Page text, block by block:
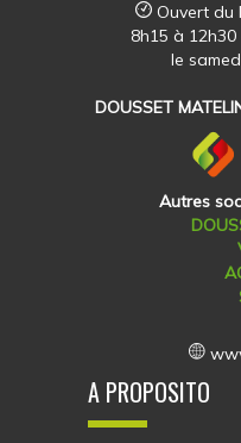
Ouvert du
8h15 à
le
DOUSSET
Autres
A PROPOSITO